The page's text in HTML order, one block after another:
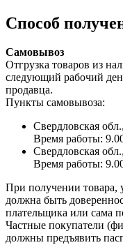
Способ
Самовывоз
Отгрузка товаров из
следующий рабочий
продавца.
Пункты самовывоза:
Свердловская
Время работы:
Свердловская
Время работы:
При получении товара,
должна быть
плательщика или сама
Частные покупатели
должны предъявить